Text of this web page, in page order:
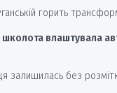
горить
школота влаштувала
залишилась без